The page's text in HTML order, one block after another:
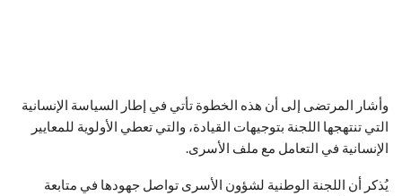
وأشار المرتضى إلى أن هذه الخطوة تأتي في إطار السياسة الإنسانية
التي تنتهجها اللجنة بتوجيهات القيادة، والتي تعطي الأولوية للمعايير
الإنسانية في التعامل مع ملف الأسرى.
يُذكر أن اللجنة الوطنية لشؤون الأسرى تواصل جهودها في متابعة